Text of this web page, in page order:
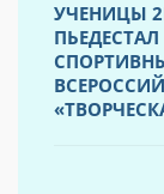
УЧЕНИЦЫ